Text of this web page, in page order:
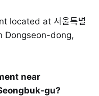
located at 서울특별
Dongseon-dong,
near
gu?